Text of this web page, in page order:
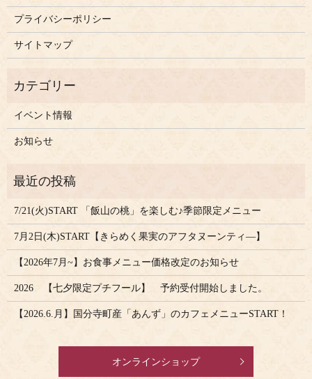
プライバシーポリシー
サイトマップ
イベント情報
お知らせ
7/21(火)START 「飯山の桃」を楽しむ♪季節限定メニュー
7月2日(木)START【きらめく果実のアフタヌーンティ―】
【2026年7月~】お食事メニュー価格改定のお知らせ
2026 【七夕限定プチフール】 予約受付開始しました。
【2026.6.月】国分寺町産「あんず」のカフェメニューSTART！
オンラインショップ